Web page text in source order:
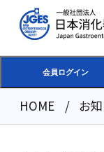
会員ログイン
HOME お